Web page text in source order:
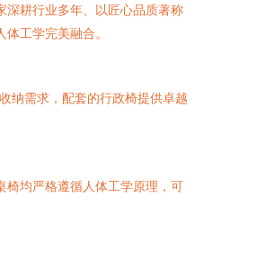
深耕行业多年、以匠心品质著称
工学完美融合。
纳需求，配套的行政椅提供卓越
椅均严格遵循人体工学原理，可